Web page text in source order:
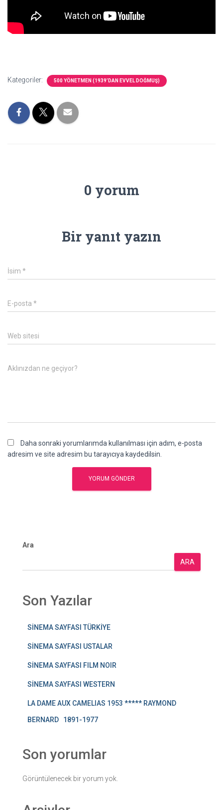
Kategoriler: 500 YÖNETMEN (1939’DAN EVVEL DOĞMUŞ)
0 yorum
Bir yanıt yazın
İsim *
E-posta *
Web sitesi
Aklınızdan ne geçiyor?
Daha sonraki yorumlarımda kullanılması için adım, e-posta
adresim ve site adresim bu tarayıcıya kaydedilsin.
Ara
ARA
Son Yazılar
SİNEMA SAYFASI TÜRKİYE
SİNEMA SAYFASI USTALAR
SİNEMA SAYFASI FILM NOIR
SİNEMA SAYFASI WESTERN
LA DAME AUX CAMELIAS 1953 ***** RAYMOND
BERNARD 1891-1977
Son yorumlar
Görüntülenecek bir yorum yok.